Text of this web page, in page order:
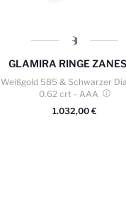
GLAMIRA RINGE
Weißgold 585 & Schwarzer
0.62 crt - AAA
1.032,00 €